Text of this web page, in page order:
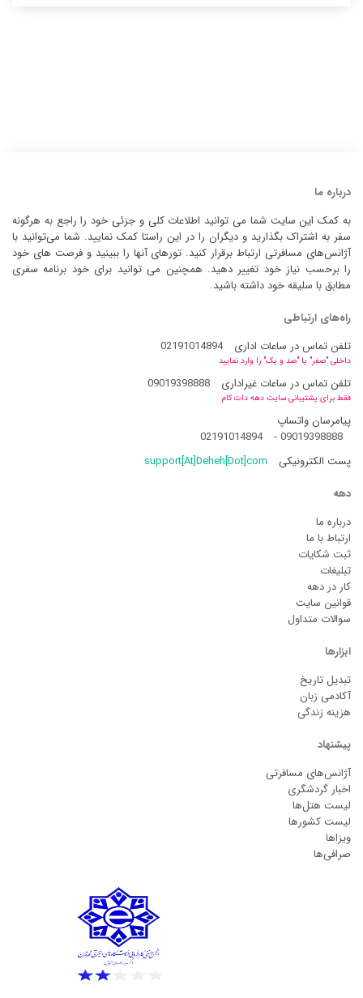
درباره ما
به کمک این سایت شما می توانید اطلاعات کلی و جزئی خود را راجع به هرگونه
سفر به اشتراک بگذارید و دیگران را در این راستا کمک نمایید. شما می‌توانید با
آژانس‌های مسافرتی ارتباط برقرار کنید. تورهای آنها را ببینید و فرصت های خود
را برحسب نیاز خود تغییر دهید. همچنین می توانید برای خود برنامه سفری
مطابق با سلیقه خود داشته باشید.
راه‌های ارتباطی
تلفن تماس در ساعات اداری
02191014894
داخلی "صفر" یا "صد و یک" را وارد نمایید
تلفن تماس در ساعات غیراداری 09019398888
فقط برای پشتیبانی سایت دهه دات کام
پیامرسان واتساپ
09019398888
-
02191014894
پست الکترونیکی
support[At]Deheh[Dot]com
دهه
درباره ما
ارتباط با ما
ثبت شکایات
تبلیغات
کار در دهه
قوانین سایت
سوالات متداول
ابزارها
تبدیل تاریخ
آکادمی زبان
هزینه زندگی
پیشنهاد
آژانس‌های مسافرتی
اخبار گردشگری
لیست هتل‌ها
لیست کشورها
ویزاها
صرافی‌ها